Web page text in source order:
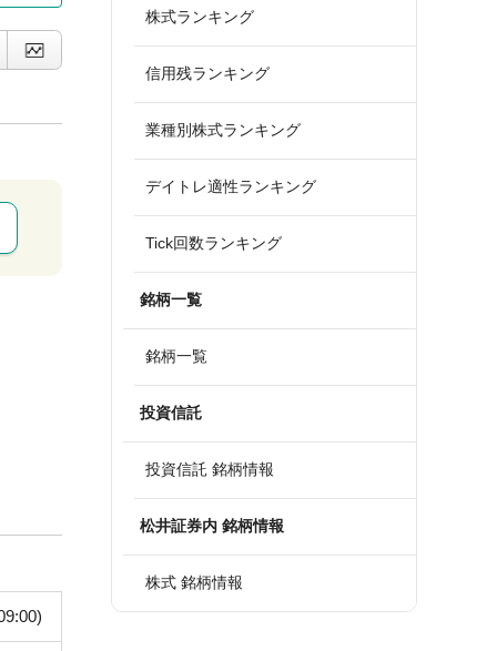
株式ランキング
信用残ランキング
業種別株式ランキング
デイトレ適性ランキング
Tick回数ランキング
銘柄一覧
銘柄一覧
投資信託
投資信託 銘柄情報
松井証券内 銘柄情報
株式 銘柄情報